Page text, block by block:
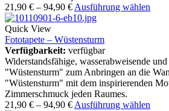
21,90 € – 94,90 € Ausführung wählen
Quick View
Fototapete – Wüstensturm
Verfügbarkeit: verfügbar
Widerstandsfähige, wasserabweisende
"Wüstensturm" zum Anbringen an die
"Wüstensturm" mit dem inspirierenden
Zimmerschmuck jeden Raumes.
21,90 € – 94,90 € Ausführung wählen